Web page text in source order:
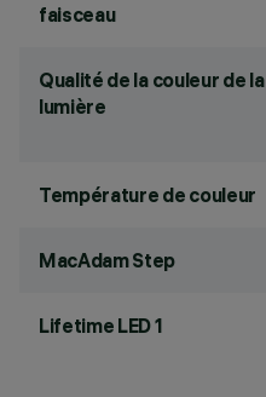
faisceau
Qualité de la couleur de la
lumière
Température de couleur
MacAdam Step
Lifetime LED 1